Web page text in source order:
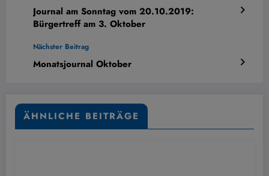
Journal am Sonntag vom 20.10.2019:
Bürgertreff am 3. Oktober
Nächster Beitrag
Monatsjournal Oktober
ÄHNLICHE BEITRÄGE